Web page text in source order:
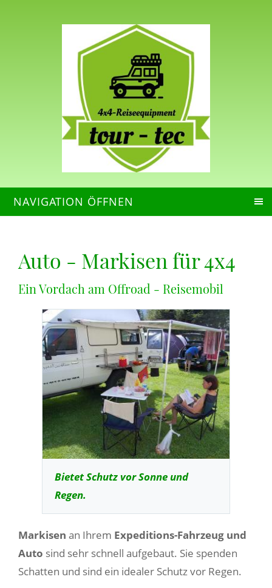
NAVIGATION ÖFFNEN
Auto - Markisen für 4x4
Ein Vordach am Offroad - Reisemobil
Bietet Schutz vor Sonne und
Regen.
Markisen an Ihrem Expeditions-Fahrzeug und
Auto sind sehr schnell aufgebaut. Sie spenden
Schatten und sind ein idealer Schutz vor Regen.